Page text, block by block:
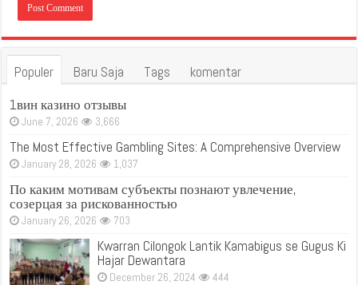
Populer Baru Saja Tags
komentar
1вин казино отзывы
June 7, 2026 3,666
The Most Effective Gambling Sites: A Comprehensive Overview
January 28, 2026 1,037
По каким мотивам субъекты познают увлечение,
созерцая за рискованностью
January 26, 2026 703
Kwarran Cilongok Lantik Kamabigus se Gugus Ki
Hajar Dewantara
December 26, 2024 444